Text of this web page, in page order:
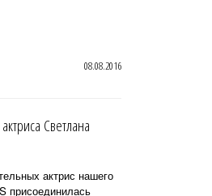
08.08.2016
Светлана
актрис нашего
присоединилась